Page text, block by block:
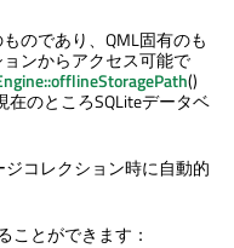
のであり、QML固有のも
ンからアクセス可能で
()
のところSQLiteデータベ
コレクション時に自動的
ことができます：